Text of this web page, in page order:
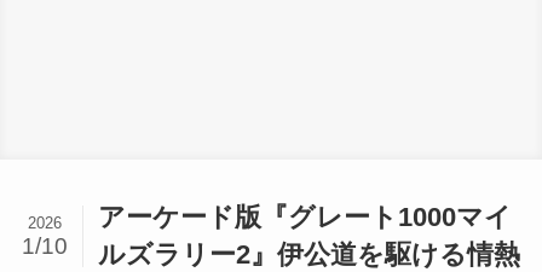
アーケード版『グレート1000マイ
ルズラリー2』伊公道を駆ける情熱
2026
1/10